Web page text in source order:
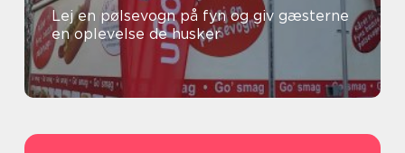
Lej en pølsevogn på fyn og giv gæsterne
en oplevelse de husker